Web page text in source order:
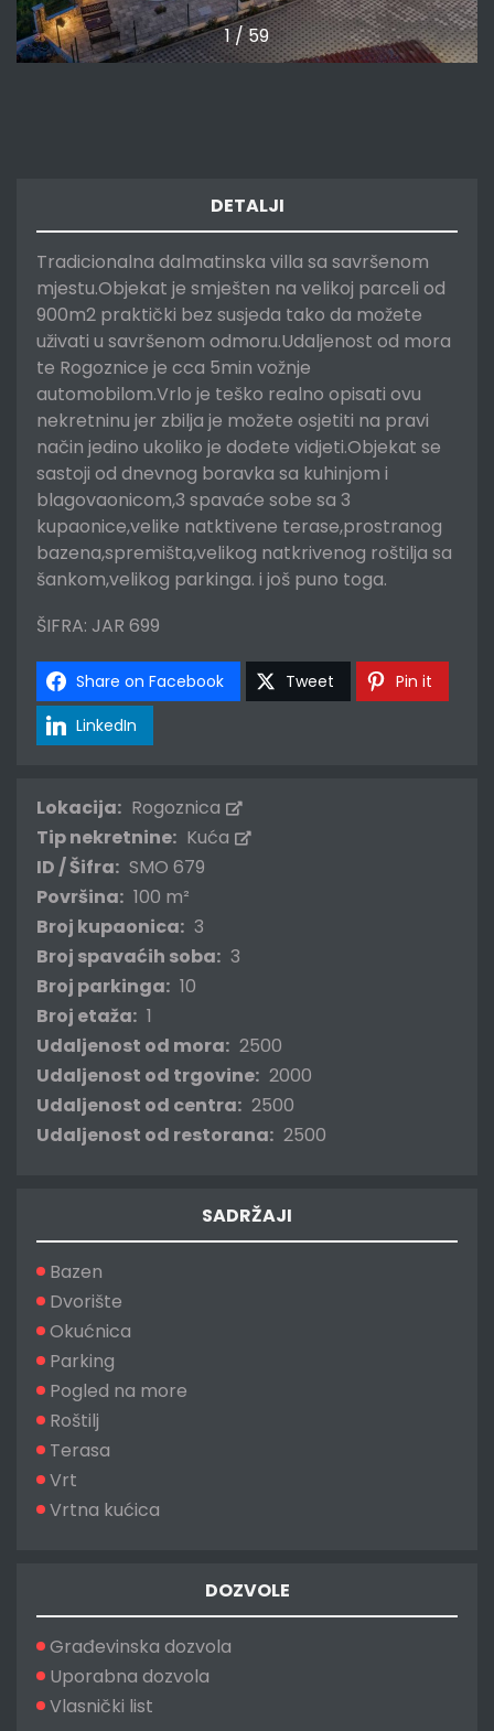
1/59
DETALJI
Tradicionalna dalmatinska villa sa savršenom
mjestu.Objekat je smješten na velikoj parceli od
900m2 praktički bez susjeda tako da možete
uživati u savršenom odmoru.Udaljenost od mora
te Rogoznice je cca 5min vožnje
automobilom.Vrlo je teško realno opisati ovu
nekretninu jer zbilja je možete osjetiti na pravi
način jedino ukoliko je dođete vidjeti.Objekat se
sastoji od dnevnog boravka sa kuhinjom i
blagovaonicom,3 spavaće sobe sa 3
kupaonice,velike natktivene terase,prostranog
bazena,spremišta,velikog natkrivenog roštilja sa
šankom,velikog parkinga. i još puno toga.
ŠIFRA: JAR 699
Share on Facebook Tweet
Pin it
LinkedIn
Lokacija: Rogoznica
Tip nekretnine: Kuća
ID / Šifra: SMO 679
Površina: 100 m²
Broj kupaonica: 3
Broj spavaćih soba: 3
Broj parkinga: 10
Broj etaža: 1
Udaljenost od mora: 2500
Udaljenost od trgovine: 2000
Udaljenost od centra: 2500
Udaljenost od restorana: 2500
SADRŽAJI
Bazen
Dvorište
Okućnica
Parking
Pogled na more
Roštilj
Terasa
Vrt
Vrtna kućica
DOZVOLE
Građevinska dozvola
Uporabna dozvola
Vlasnički list